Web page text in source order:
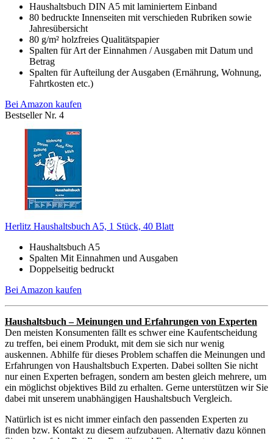
Haushaltsbuch DIN A5 mit laminiertem Einband
80 bedruckte Innenseiten mit verschieden Rubriken sowie
Jahresübersicht
80 g/m² holzfreies Qualitätspapier
Spalten für Art der Einnahmen / Ausgaben mit Datum und
Betrag
Spalten für Aufteilung der Ausgaben (Ernährung, Wohnung,
Fahrtkosten etc.)
Bei Amazon kaufen
Bestseller Nr. 4
Herlitz Haushaltsbuch A5, 1 Stück, 40 Blatt
Haushaltsbuch A5
Spalten Mit Einnahmen und Ausgaben
Doppelseitig bedruckt
Bei Amazon kaufen
Haushaltsbuch – Meinungen und Erfahrungen von Experten
Den meisten Konsumenten fällt es schwer eine Kaufentscheidung
zu treffen, bei einem Produkt, mit dem sie sich nur wenig
auskennen. Abhilfe für dieses Problem schaffen die Meinungen und
Erfahrungen von Haushaltsbuch Experten. Dabei sollten Sie nicht
nur einen Experten befragen, sondern am besten gleich mehrere, um
ein möglichst objektives Bild zu erhalten. Gerne unterstützen wir Sie
dabei mit unserem unabhängigen Haushaltsbuch Vergleich.
Natürlich ist es nicht immer einfach den passenden Experten zu
finden bzw. Kontakt zu diesem aufzubauen. Alternativ dazu können